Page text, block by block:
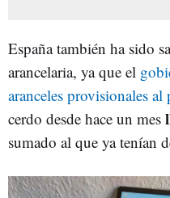
España también ha sido
arancelaria, ya que el
aranceles provisionales al
cerdo desde hace un mes
sumado al que ya tenían